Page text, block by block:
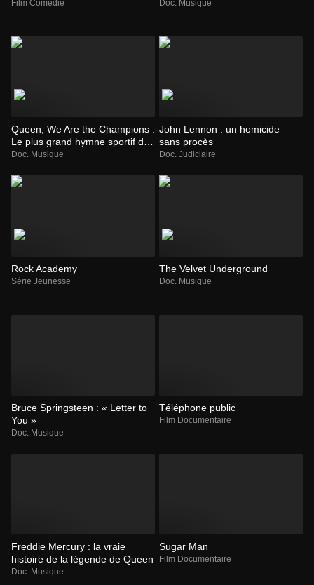
Film Comédie Doc. Musique
Queen, We Are the Champions :
Le plus grand hymne sportif de
tous les temps
Doc. Musique
John Lennon : un homicide
sans procès
Doc. Judiciaire
Rock Academy
Série Jeunesse
The Velvet Underground
Doc. Musique
​​​Bruce Springsteen : « Letter to
You »
Doc. Musique
Téléphone public
Film Documentaire
Freddie Mercury : la vraie
histoire de la légende de Queen
Doc. Musique
Sugar Man
Film Documentaire